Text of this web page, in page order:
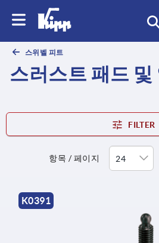
스위벨 피트
스러스트 패드 및
FILTER
항목 / 페이지
K0391